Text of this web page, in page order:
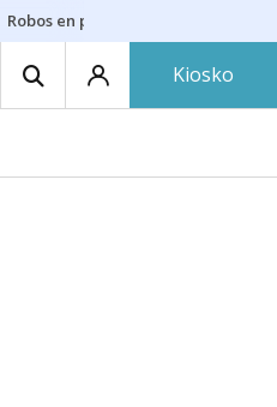
Robos en playas
Kiosko